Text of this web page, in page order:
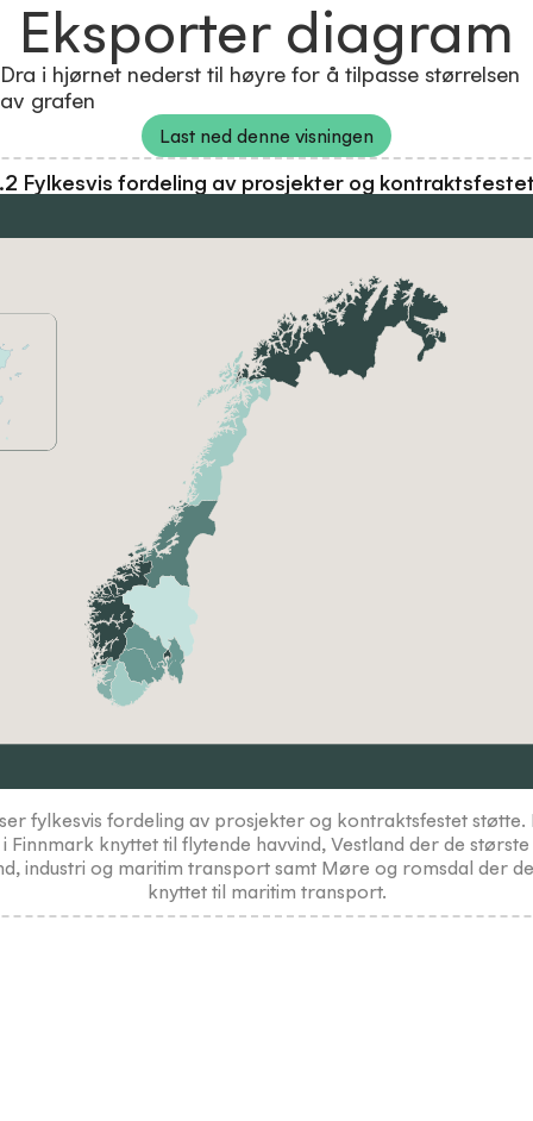
Eksporter diagram
Dra i hjørnet nederst til høyre for å tilpasse størrelsen
av grafen
Last ned denne visningen
Fylkesvis fordeling av prosjekter og
fylkesvis fordeling av prosjekter og kontraktsfestet støtte.
Finnmark knyttet til flytende havvind, Vestland der de
industri og maritim transport samt Møre og romsdal der
knyttet til maritim transport.